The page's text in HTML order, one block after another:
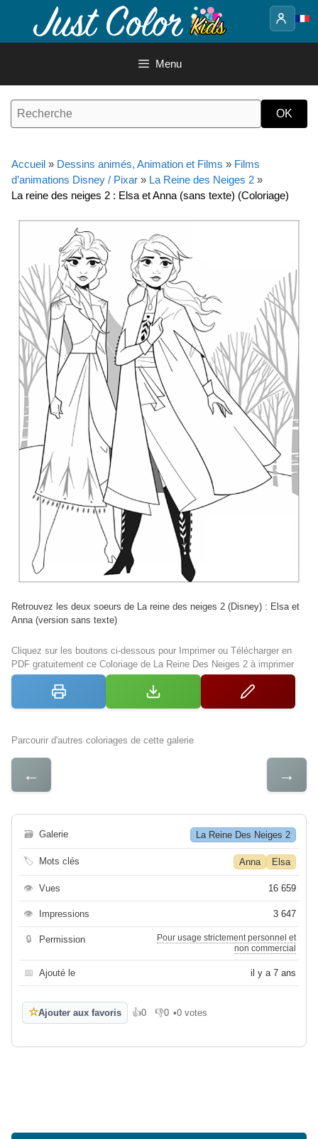
contenu
Menu
Accueil » Dessins animés, Animation et Films » Films
d’animations Disney / Pixar » La Reine des Neiges 2 »
La reine des neiges 2 : Elsa et Anna (sans texte) (Coloriage)
Retrouvez les deux soeurs de La reine des neiges 2 (Disney) : Elsa et
Anna (version sans texte)
Cliquez sur les boutons ci-dessous pour Imprimer ou Télécharger en
PDF gratuitement ce Coloriage de La Reine Des Neiges 2 à imprimer
Parcourir d'autres coloriages de cette galerie
← →
🗃 Galerie La Reine Des Neiges 2
🏷 Mots clés Anna Elsa
👁 Vues 16 659
👁 Impressions 3 647
🔒 Permission
Pour usage strictement personnel et
non commercial
📅 Ajouté le il y a 7 ans
☆Ajouter aux favoris 👍0
J'aime👎0
Je n'aime pas
•0 votes